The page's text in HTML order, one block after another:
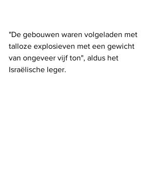
"De gebouwen waren volgeladen met
talloze explosieven met een gewicht
van ongeveer vijf ton", aldus het
Israëlische leger.